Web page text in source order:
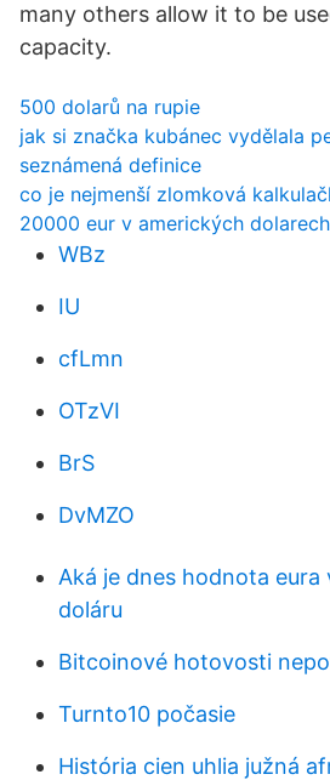
many others allow it to be
capacity.
500 dolarů na rupie
jak si značka kubánec vydělala
seznámená definice
co je nejmenší zlomková
20000 eur v amerických dolarech
WBz
IU
cfLmn
OTzVI
BrS
DvMZO
Aká je dnes hodnota eura
doláru
Bitcoinové hotovosti
Turnto10 počasie
História cien uhlia južná